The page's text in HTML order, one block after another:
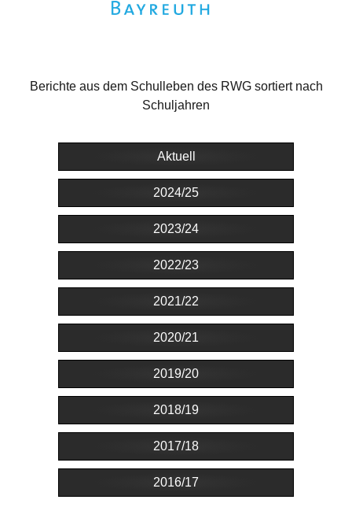
Berichte aus dem Schulleben des RWG sortiert nach
Schuljahren
Aktuell
2024/25
2023/24
2022/23
2021/22
2020/21
2019/20
2018/19
2017/18
2016/17